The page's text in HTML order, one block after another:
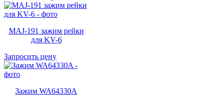
MAJ-191 зажим рейки
для KV-6
Запросить цену
Зажим WA64330A